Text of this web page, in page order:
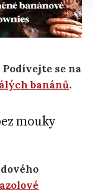
Podívejte se na
banánů.
mouky